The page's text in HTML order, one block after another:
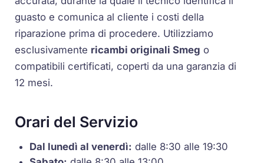
guasto e comunica al cliente i costi della
riparazione prima di procedere. Utilizziamo
esclusivamente ricambi originali Smeg o
compatibili certificati, coperti da una garanzia di
12 mesi.
Orari del Servizio
Dal lunedì al venerdì: dalle 8:30 alle 19:30